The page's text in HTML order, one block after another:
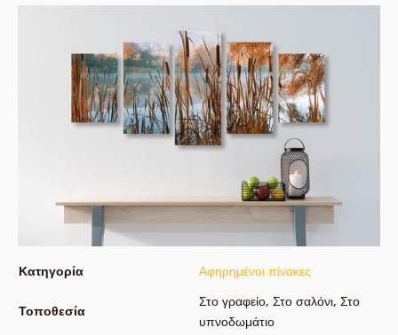
Κατηγορία Αφηρημένοι πίνακες
Τοποθεσία
Στο γραφείο, Στο σαλόνι, Στο
υπνοδωμάτιο